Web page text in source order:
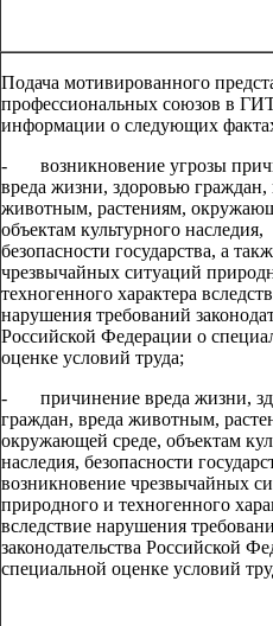
Подача мотивированного
профессиональных союзов в
информации о следующих
- возникновение угрозы
вреда жизни, здоровью граждан,
животным, растениям,
объектам культурного наследия,
безопасности государства, а
чрезвычайных ситуаций
техногенного характера
нарушения требований
Российской Федерации о
оценке условий труда;
- причинение вреда жизни,
граждан, вреда животным,
окружающей среде, объектам
наследия, безопасности
возникновение чрезвычайных
природного и техногенного
вследствие нарушения
законодательства Российской
специальной оценке условий